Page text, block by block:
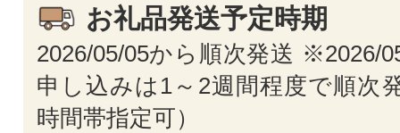
お礼品発送予定時期
2026/05/05から順次発送 ※2026/
申し込みは1～2週間程度で順次
時間帯指定可）